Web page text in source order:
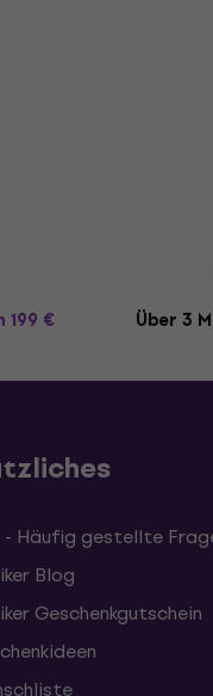
199 € Über 3
- Häufig gestellte
Blog
Geschenkgutschein